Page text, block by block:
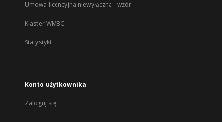
Umowa licencyjna niewyłączna - wzór
Klaster WMBC
Statystyki
Konto użytkownika
Zaloguj się